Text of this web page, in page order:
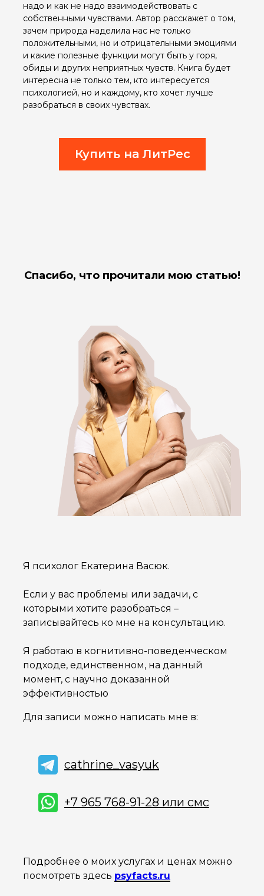
надо и как не надо взаимодействовать с
собственными чувствами. Автор расскажет о том,
зачем природа наделила нас не только
положительными, но и отрицательными эмоциями
и какие полезные функции могут быть у горя,
обиды и других неприятных чувств. Книга будет
интересна не только тем, кто интересуется
психологией, но и каждому, кто хочет лучше
разобраться в своих чувствах.
Купить на ЛитРес
+7 965 768-91-28 или смс
cathrine_vasyuk
Я психолог Екатерина Васюк.
Если у вас проблемы или задачи, с
которыми хотите разобраться –
записывайтесь ко мне на консультацию.
Я работаю в когнитивно-поведенческом
подходе, единственном, на данный
момент, с научно доказанной
эффективностью
Для записи можно написать мне в:
Подробнее о моих услугах и ценах можно
посмотреть здесь psyfacts.ru
Спасибо, что прочитали мою статью!